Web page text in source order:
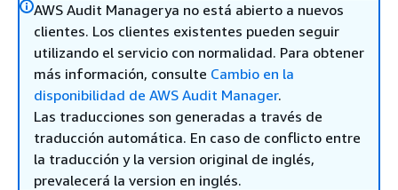
AWS Audit Managerya no está abierto a nuevos
clientes. Los clientes existentes pueden seguir
utilizando el servicio con normalidad. Para obtener
más información, consulte Cambio en la
disponibilidad de AWS Audit Manager.
Las traducciones son generadas a través de
traducción automática. En caso de conflicto entre
la traducción y la version original de inglés,
prevalecerá la version en inglés.